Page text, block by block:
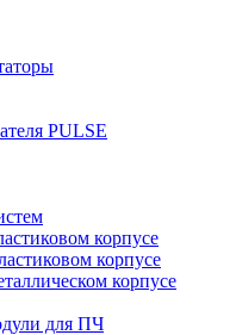
PULSE
корпусе
корпусе
корпусе
для ПЧ